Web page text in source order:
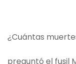
¿Cuántas
preguntó el fusil